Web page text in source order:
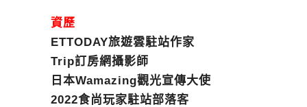
資歷
ETTODAY旅遊雲駐站作家
Trip訂房網攝影師
日本Wamazing觀光宣傳大使
2022食尚玩家駐站部落客